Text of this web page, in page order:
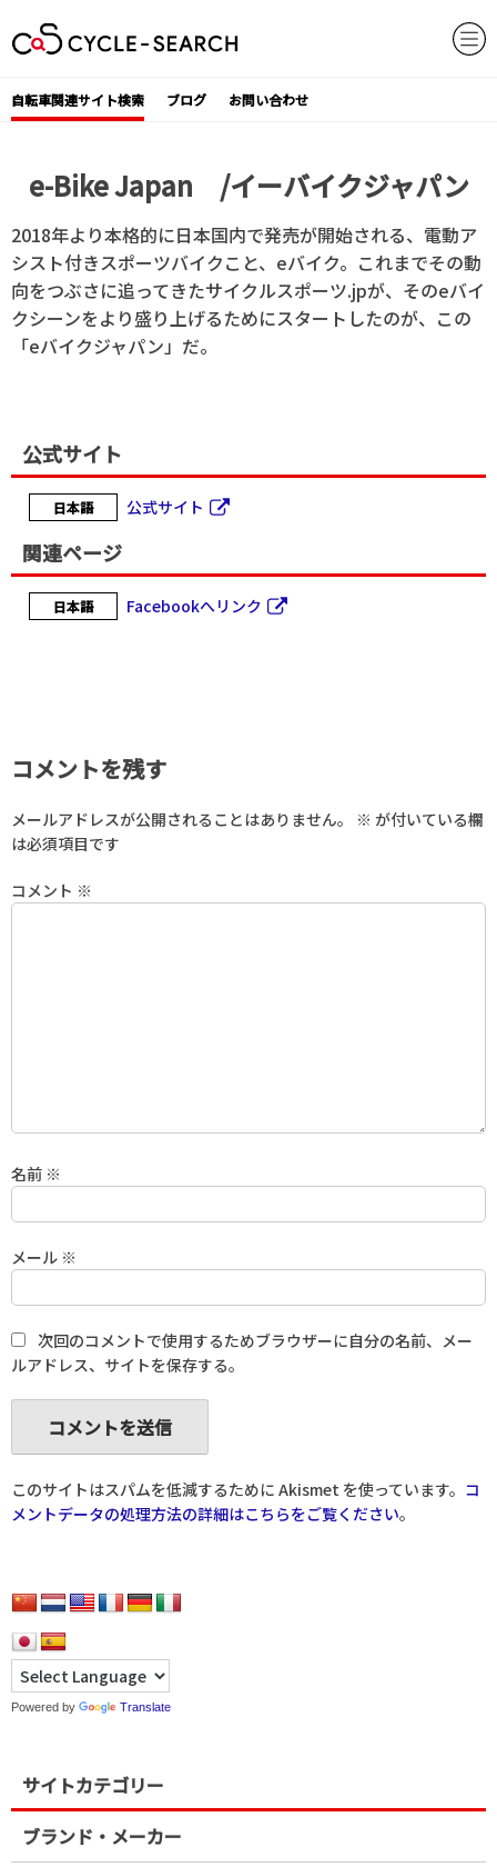
to
content
自転車関連サイト検索 ブログ お問い合わせ
e-Bike Japan /イーバイクジャパン
2018年より本格的に日本国内で発売が開始される、電動ア
シスト付きスポーツバイクこと、eバイク。これまでその動
向をつぶさに追ってきたサイクルスポーツ.jpが、そのeバイ
クシーンをより盛り上げるためにスタートしたのが、この
「eバイクジャパン」だ。
公式サイト
日本語 公式サイト
関連ページ
日本語 Facebookへリンク
コメントを残す
メールアドレスが公開されることはありません。 ※ が付いている欄
は必須項目です
コメント ※
名前 ※
メール ※
次回のコメントで使用するためブラウザーに自分の名前、メー
ルアドレス、サイトを保存する。
このサイトはスパムを低減するために Akismet を使っています。 コ
メントデータの処理方法の詳細はこちらをご覧ください。
Powered by Translate
サイトカテゴリー
ブランド・メーカー